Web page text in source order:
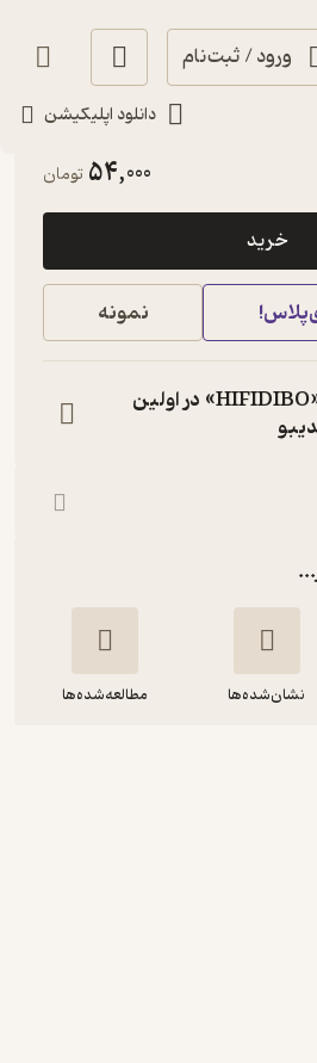
ورود / ثبت‌نام
دانلود اپلیکیشن
پربار 🌳(
54,000 تومان
خرید
نمونه
تخفیف با کد «HIFIDIBO» در اولین
نشان‌شده‌ها مطالعه‌شده‌ها